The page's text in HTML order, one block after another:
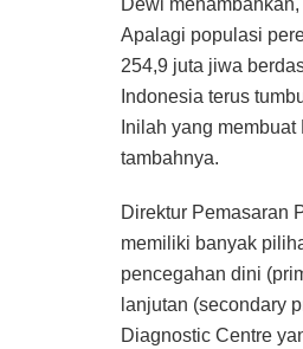
Apalagi populasi
254,9 juta jiwa
Indonesia terus
Inilah yang
tambahnya.
Direktur Pemasaran
memiliki banyak
pencegahan dini
lanjutan (secondary
Diagnostic Centre